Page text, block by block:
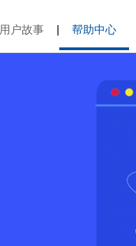
用户故事 帮助中心